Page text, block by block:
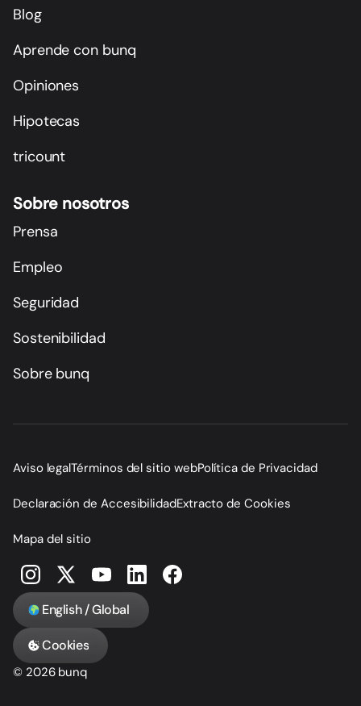
Blog
Aprende con bunq
Opiniones
Hipotecas
tricount
Sobre nosotros
Prensa
Empleo
Seguridad
Sostenibilidad
Sobre bunq
Aviso legalTérminos del sitio webPolítica de Privacidad
Declaración de AccesibilidadExtracto de Cookies
Mapa del sitio
English / Global
Cookies
© 2026 bunq